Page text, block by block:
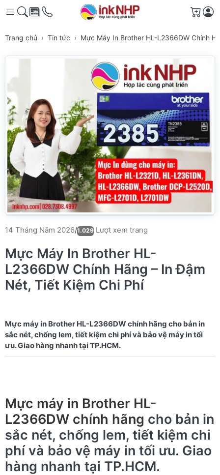
Giỏ
Trang chủ Tin tức Mực Máy In Brother HL-L2366DW Chính
14 Tháng Năm 2026/1.029 Lượt xem trang
Mực Máy In Brother HL-
L2366DW Chính Hãng – In Đậm
Nét, Tiết Kiệm Chi Phí
Mực máy in Brother HL-L2366DW chính hãng cho bản in
sắc nét, chống lem, tiết kiệm chi phí và bảo vệ máy in tối
Mực máy in Brother HL-
L2366DW chính hãng cho bản in
sắc nét, chống lem, tiết kiệm chi
phí và bảo vệ máy in tối ưu. Giao
hàng nhanh tại TP.HCM.